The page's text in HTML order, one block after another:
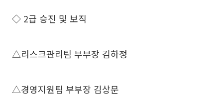
◇ 2급 승진 및 보직
△리스크관리팀 부부장 김하정
△경영지원팀 부부장 김상문